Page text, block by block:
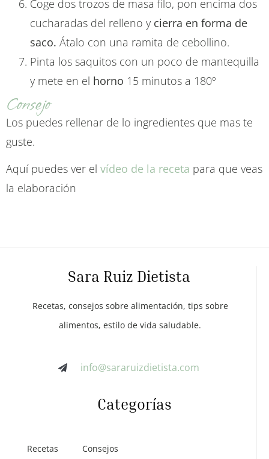
Coge dos trozos de masa filo, pon encima dos
cucharadas del relleno y cierra en forma de
saco. Átalo con una ramita de cebollino.
Pinta los saquitos con un poco de mantequilla
y mete en el horno 15 minutos a 180º
Consejo
Los puedes rellenar de lo ingredientes que mas te
guste.
Aquí puedes ver el vídeo de la receta para que veas
la elaboración
Sara Ruiz Dietista
Recetas, consejos sobre alimentación, tips sobre
alimentos, estilo de vida saludable.
info@sararuizdietista.com
Categorías
Recetas Consejos